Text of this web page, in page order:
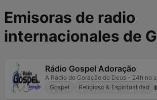
Emisoras de radio
internacionales de
Rádio Gospel Adoração
A Rádio do Coração de Deus - 24h no
Gospel
Religioso & Espiritualidad